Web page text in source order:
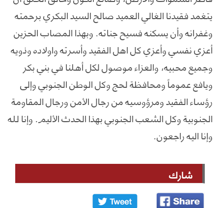
يتغمد فقيدنا الغالي العميد صالح السيد البكري برحمته
وغفرانه وأن يسكنه فسيح جناته. وبهذا المصاب الحزين
أعزي نفسي وأعزي كل اهل الفقيد وأسرته واولاده وذويه
وجميع محبيه، والعزاء موصول لكل أهلنا في بني بكر
ويافع عموماً ومحافظة لحج وكل الوطن الجنوبي وإلى
رؤساء الفقيد ومرؤوسيه من رجال الأمن ورجال المقاومة
الجنوبية وكل الشعب الجنوبي بهذا الحدث الأليم. وإنا لله
وإنا اليه راجعون.
شارك